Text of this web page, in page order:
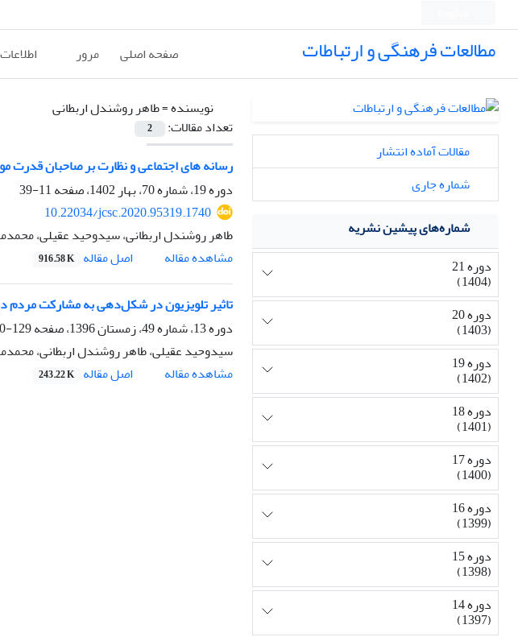
مطالعات فرهنگی و ارتباطات صفحه اصلی مرور
نویسنده =طاهر روشندل اربطانی
تعداد مقالات:
2
رسانه های اجتماعی و نظارت بر صاحبان قدرت
دوره 19، شماره 70، بهار 1402، صفحه
11-39
10.22034/jcsc.2020.95319.1740
طاهر روشندل اربطانی، سیدوحید عقیلی،
مشاهده مقاله
اصل مقاله 916.58 K
تاثیر تلویزیون در شکل‌دهی به مشارکت مردم
دوره 13، شماره 49، زمستان 1396، صفحه
129-160
سیدوحید عقیلی، طاهر روشندل اربطانی،
مشاهده مقاله
اصل مقاله 243.22 K
مقالات آماده انتشار
شماره جاری
شماره‌های پیشین نشریه
دوره 21
(1404)
دوره 20
(1403)
دوره 19
(1402)
دوره 18
(1401)
دوره 17
(1400)
دوره 16
(1399)
دوره 15
(1398)
دوره 14
(1397)